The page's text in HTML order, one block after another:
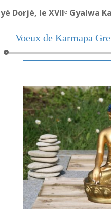
Dorjé, le XVIIᵉ Gyalwa
Voeux de Karmapa
Lecteur